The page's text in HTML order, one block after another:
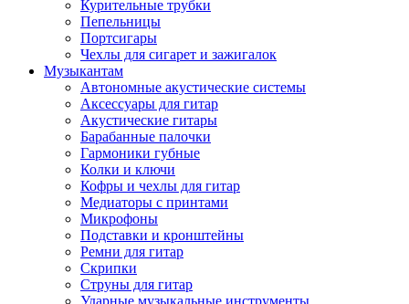
Курительные трубки
Пепельницы
Портсигары
Чехлы для сигарет и зажигалок
Музыкантам
Автономные акустические системы
Аксессуары для гитар
Акустические гитары
Барабанные палочки
Гармоники губные
Колки и ключи
Кофры и чехлы для гитар
Медиаторы с принтами
Микрофоны
Подставки и кронштейны
Ремни для гитар
Скрипки
Струны для гитар
Ударные музыкальные инструменты